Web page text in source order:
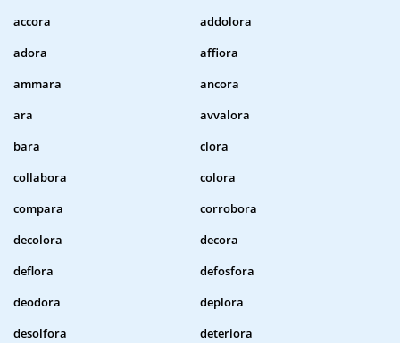
accora
addolora
adora
affiora
ammara
ancora
ara
avvalora
bara
clora
collabora
colora
compara
corrobora
decolora
decora
deflora
defosfora
deodora
deplora
desolfora
deteriora